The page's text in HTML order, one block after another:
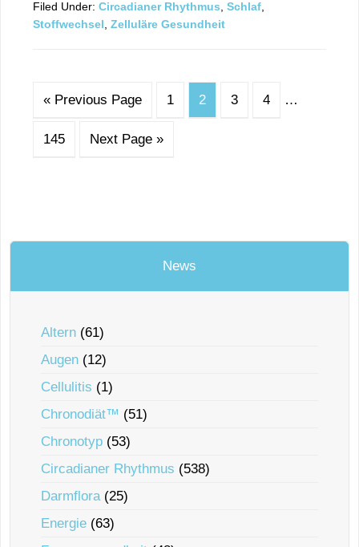
Filed Under: Circadianer Rhythmus Schlaf
Stoffwechsel Zelluläre Gesundheit
« Previous Page 1 2 3 4 …
145 Next Page »
News
Altern (61)
Augen (12)
Cellulitis (1)
Chronodiät™ (51)
Chronotyp (53)
Circadianer Rhythmus (538)
Darmflora(25)
Energie (63)